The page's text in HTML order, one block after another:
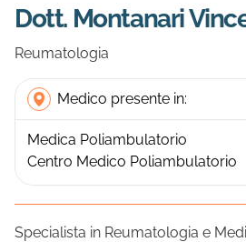
Dott. Montanari
Reumatologia
Medico presente in:
Medica Poliambulatorio
Centro Medico Poliambulatorio
Specialista in Reumatologia e